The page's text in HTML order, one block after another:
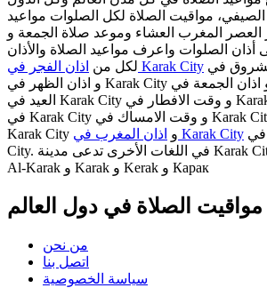
الصيفي، مواقيت الصلاة لكل الصلوات مواعيد
العصر المغرب العشاء وموعد صلاة الجمعة و
أذان الصلوات واعرف مواعيد الصلاة والأذان
لكل من اذان الفجر في Karak City
و اذان الظهر في Karak City و اذان الجمعة في Karak City و صلاة
العيد في Karak City و وقت الافطار في Karak City و وقت السحور
في Karak City و وقت الامساك في Karak City و اذان العصر في
Karak City و اذان المغرب في Karak City
City. في اللغات الأخرى تدعى مدينة Karak City بأسماء مختلفة مثل
Al-Karak و Karak و Kerak و Карак
مواقيت الصلاة في دول العالم
من نحن
اتصل بنا
سياسة الخصوصية